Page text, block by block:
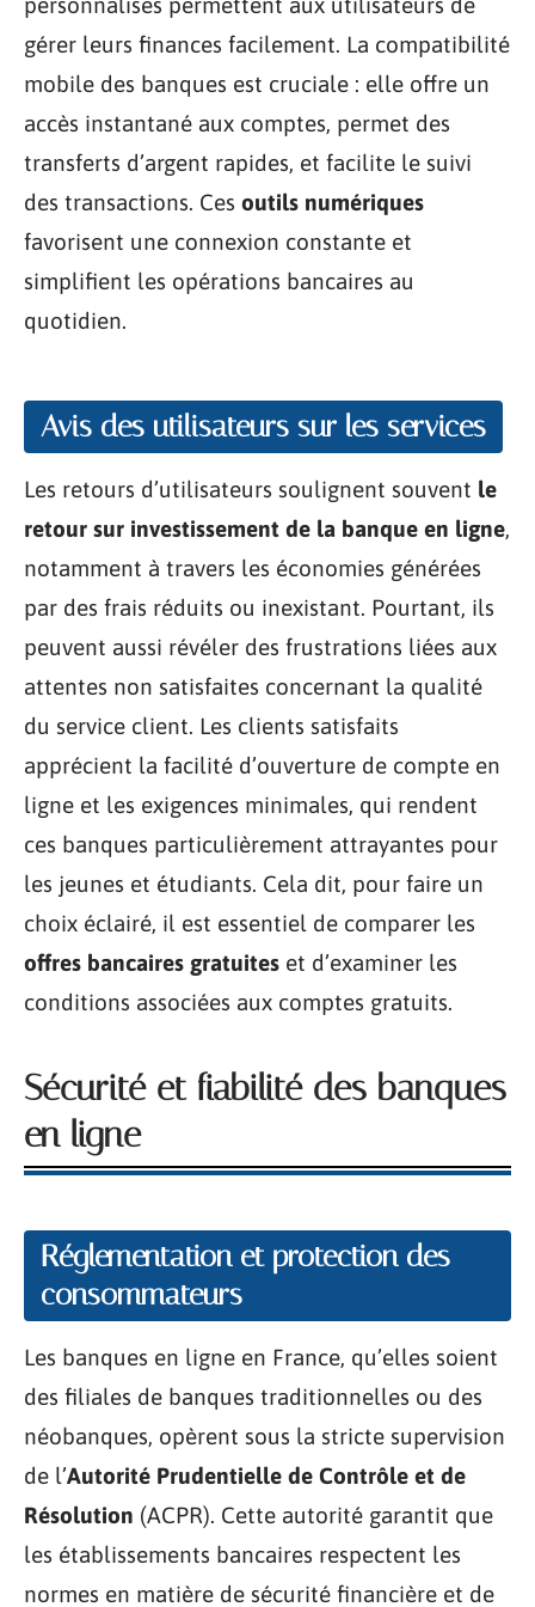
gérer leurs finances facilement. La compatibilité
mobile des banques est cruciale : elle offre un
accès instantané aux comptes, permet des
transferts d’argent rapides, et facilite le suivi
des transactions. Ces outils numériques
favorisent une connexion constante et
simplifient les opérations bancaires au
quotidien.
Avis des utilisateurs sur les services
Les retours d’utilisateurs soulignent souvent le
retour sur investissement de la banque en ligne,
notamment à travers les économies générées
par des frais réduits ou inexistant. Pourtant, ils
peuvent aussi révéler des frustrations liées aux
attentes non satisfaites concernant la qualité
du service client. Les clients satisfaits
apprécient la facilité d’ouverture de compte en
ligne et les exigences minimales, qui rendent
ces banques particulièrement attrayantes pour
les jeunes et étudiants. Cela dit, pour faire un
choix éclairé, il est essentiel de comparer les
offres bancaires gratuites et d’examiner les
conditions associées aux comptes gratuits.
Sécurité et fiabilité des banques
en ligne
Réglementation et protection des
consommateurs
Les banques en ligne en France, qu’elles soient
des filiales de banques traditionnelles ou des
néobanques, opèrent sous la stricte supervision
de l’Autorité Prudentielle de Contrôle et de
Résolution (ACPR). Cette autorité garantit que
les établissements bancaires respectent les
normes en matière de sécurité financière et de